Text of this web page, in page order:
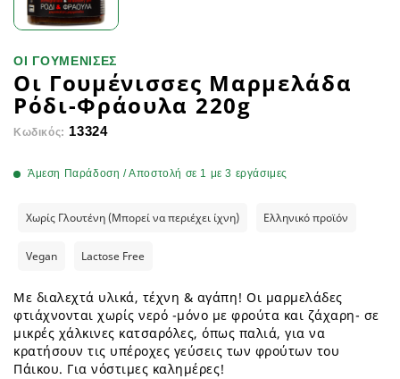
ΟΙ ΓΟΥΜΕΝΙΣΕΣ
Οι Γουμένισσες Μαρμελάδα
Ρόδι-Φράουλα 220g
Κωδικός: 13324
Άμεση Παράδοση / Αποστολή σε 1 με 3 εργάσιμες
Χωρίς Γλουτένη (Μπορεί να περιέχει ίχνη) Ελληνικό προϊόν
Vegan Lactose Free
Με διαλεχτά υλικά, τέχνη & αγάπη! Οι µαρµελάδες
φτιάχνονται χωρίς νερό -µόνο µε φρούτα και ζάχαρη- σε
µικρές χάλκινες κατσαρόλες, όπως παλιά, για να
κρατήσουν τις υπέροχες γεύσεις των φρούτων του
Πάικου. Για νόστιμες καλημέρες!